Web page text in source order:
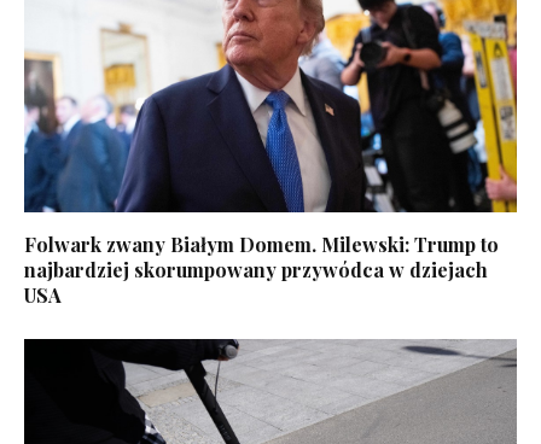
Folwark zwany Białym Domem. Milewski: Trump to
najbardziej skorumpowany przywódca w dziejach
USA